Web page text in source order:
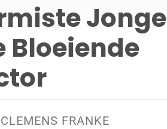
Jonge
Bloeiende
CLEMENS FRANKE